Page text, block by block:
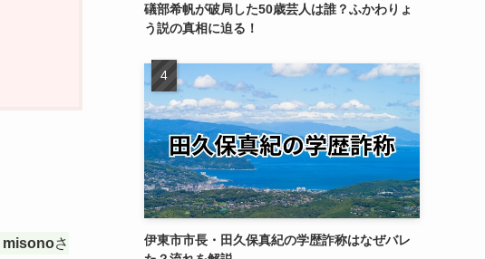
misonoさ
礒部希帆が破局した50歳芸人は誰？ふかわりょ
う説の真相に迫る！
伊東市市長・田久保真紀の学歴詐称はなぜバレ